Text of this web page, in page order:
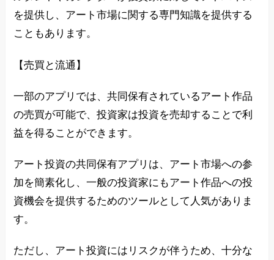
を提供し、アート市場に関する専門知識を提供する
こともあります。
【売買と流通】
一部のアプリでは、共同保有されているアート作品
の売買が可能で、投資家は投資を売却することで利
益を得ることができます。
アート投資の共同保有アプリは、アート市場への参
加を簡素化し、一般の投資家にもアート作品への投
資機会を提供するためのツールとして人気がありま
す。
ただし、アート投資にはリスクが伴うため、十分な